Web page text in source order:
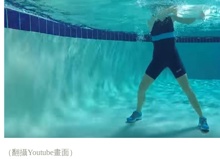
（翻攝Youtube畫面）